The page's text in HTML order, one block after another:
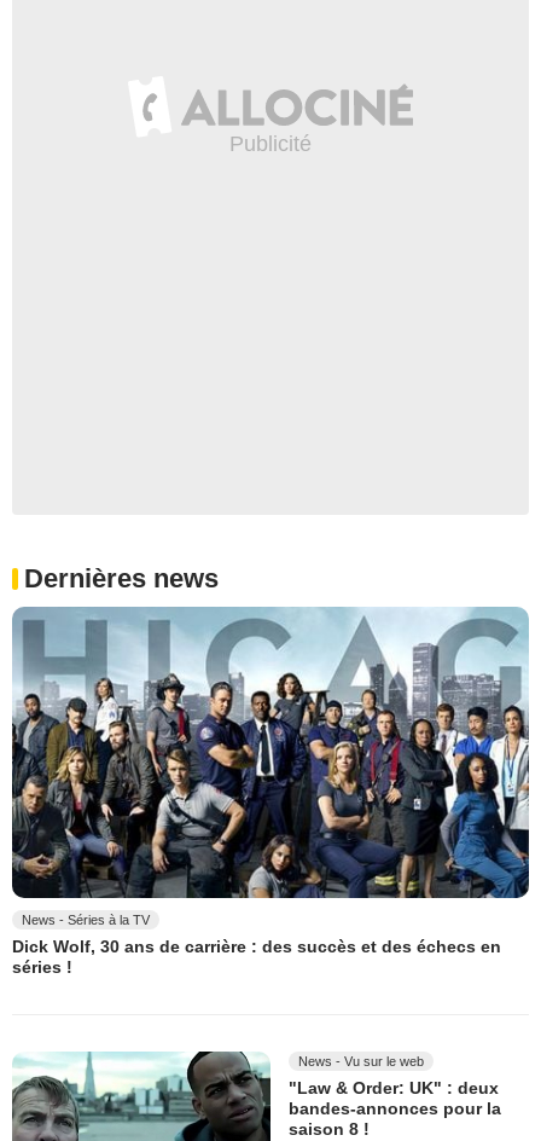
Dernières news
News - Séries à la TV
Dick Wolf, 30 ans de carrière : des succès et des échecs en
séries !
News - Vu sur le web
"Law & Order: UK" : deux
bandes-annonces pour la
saison 8 !